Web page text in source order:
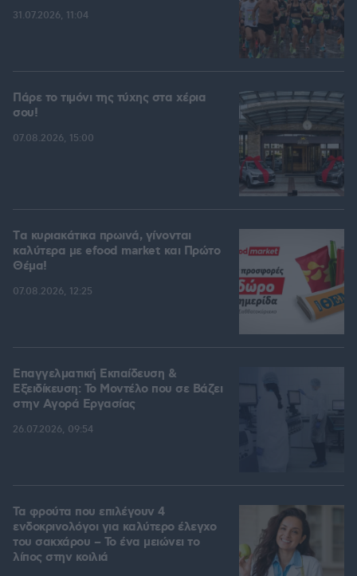
31.07.2026, 11:04
Πάρε το τιμόνι της τύχης στα χέρια
σου!
07.08.2026, 15:00
Tα κυριακάτικα πρωινά, γίνονται
καλύτερα με efood market και Πρώτο
Θέμα!
07.08.2026, 12:25
Επαγγελματική Εκπαίδευση &
Εξειδίκευση: Το Mοντέλο που σε Bάζει
στην Aγορά Eργασίας
26.07.2026, 09:54
Τα φρούτα που επιλέγουν 4
ενδοκρινολόγοι για καλύτερο έλεγχο
του σακχάρου – Το ένα μειώνει το
λίπος στην κοιλιά